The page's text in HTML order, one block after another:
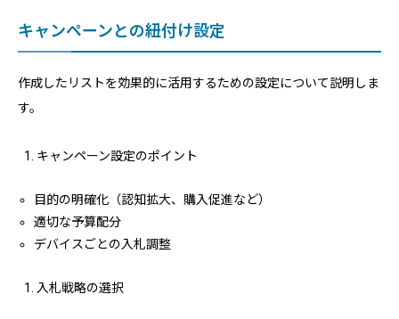
キャンペーンとの紐付け設定
作成したリストを効果的に活用するための設定について説明しま
す。
キャンペーン設定のポイント
目的の明確化（認知拡大、購入促進など）
適切な予算配分
デバイスごとの入札調整
入札戦略の選択